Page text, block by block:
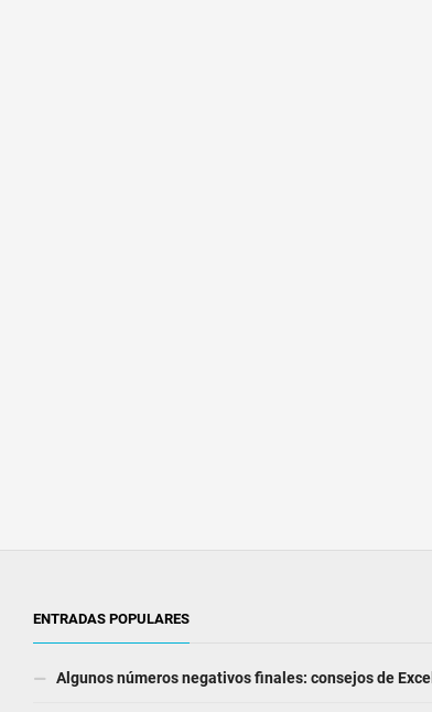
ENTRADAS POPULARES
Algunos números negativos finales: consejos de Excel